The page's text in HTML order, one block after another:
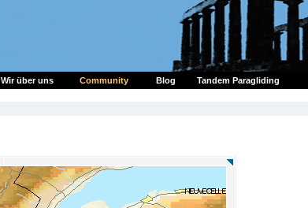
Wir über uns Community Blog Tandem Paragliding